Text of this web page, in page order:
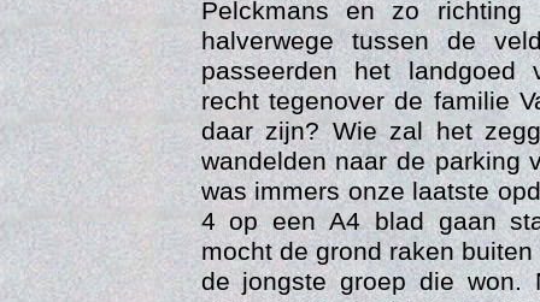
Pelckmans en zo richting
halverwege tussen de
passeerden het landgoed
recht tegenover de familie
daar zijn? Wie zal het
wandelden naar de parking
was immers onze laatste
4 op een A4 blad gaan
mocht de grond raken
de jongste groep die won.